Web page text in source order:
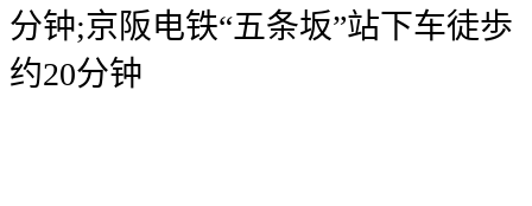
分钟;京阪电铁“五条坂”站下车徒歩
约20分钟